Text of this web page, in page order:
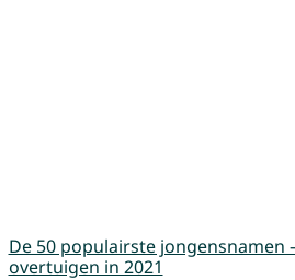
De 50 populairste jongensnamen
overtuigen in 2021